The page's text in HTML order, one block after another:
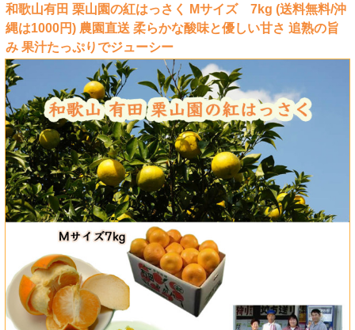
和歌山有田 栗山園の紅はっさく Mサイズ 7kg (送料無料/沖
縄は1000円) 農園直送 柔らかな酸味と優しい甘さ 追熟の旨
み 果汁たっぷりでジューシー